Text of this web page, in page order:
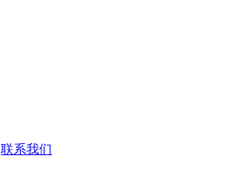
联系我们